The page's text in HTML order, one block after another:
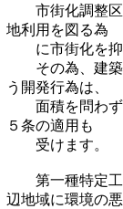
市街化調整区
地利用を図る為
に市街化を抑
その為、建築
う開発行為は、
面積を問わず
５条の適用も
受けます。
第一種特定工
辺地域に環境の